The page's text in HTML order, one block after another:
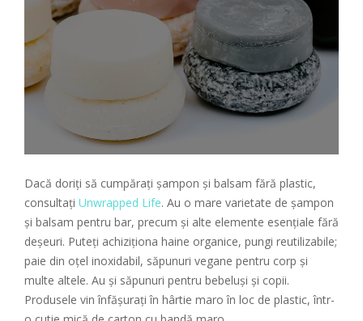
Dacă doriți să cumpărați șampon și balsam fără plastic,
consultați Unwrapped Life. Au o mare varietate de șampon
și balsam pentru bar, precum și alte elemente esențiale fără
deșeuri. Puteți achiziționa haine organice, pungi reutilizabile;
paie din oțel inoxidabil, săpunuri vegane pentru corp și
multe altele. Au și săpunuri pentru bebeluși și copii.
Produsele vin înfășurați în hârtie maro în loc de plastic, într-